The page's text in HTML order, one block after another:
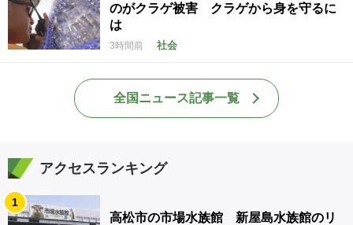
のがクラゲ被害 クラゲから身を守るに
は
3時間前 社会
全国ニュース記事一覧
アクセスランキング
1
高松市の市場水族館 新屋島水族館のリ